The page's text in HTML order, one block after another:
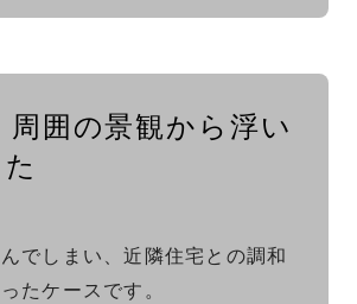
囲の景観から浮い
でしまい、近隣住宅との調和
たケースです。